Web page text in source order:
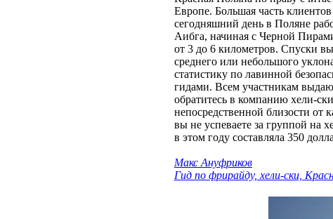
Европе. Большая часть
сегодняшний день в Поляне
Аибга, начиная с Черной
от 3 до 6 километров. Спуски
среднего или небольшого
статистику по лавинной
гидами. Всем участникам
обратитесь в компанию хели-
непосредственной близости от
вы не успеваете за группой на
в этом году составляла 350
Макс Ануфриков
Гид по фрирайду, хели-ски,